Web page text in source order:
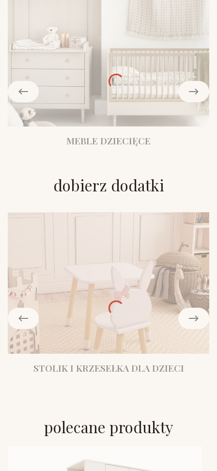
MEBLE DZIECIĘCE
dobierz dodatki
STOLIK I KRZESEŁKA DLA DZIECI
polecane produkty